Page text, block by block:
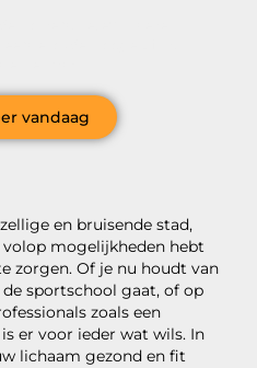
en bruisende stad,
volop mogelijkheden hebt
zorgen. Of je nu houdt van
sportschool gaat, of op
zoals een
er voor ieder wat wils. In
lichaam gezond en fit
vandaag